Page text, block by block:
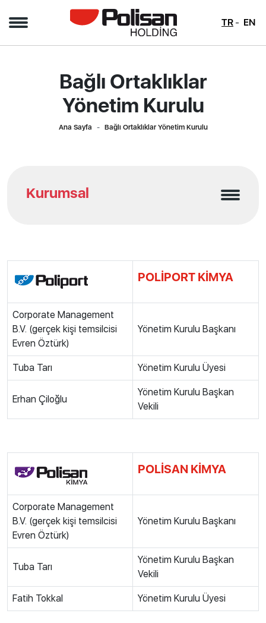
TR EN
Bağlı Ortaklıklar
Yönetim Kurulu
Ana Sayfa Bağlı Ortaklıklar Yönetim Kurulu
POLİPORT KİMYA
Corporate Management
B.V. (gerçek kişi temsilcisi
Evren Öztürk)
Yönetim Kurulu Başkanı
Tuba Tarı Yönetim Kurulu Üyesi
Erhan Çiloğlu
Yönetim Kurulu Başkan
Vekili
POLİSAN KİMYA
Corporate Management
B.V. (gerçek kişi temsilcisi
Evren Öztürk)
Yönetim Kurulu Başkanı
Tuba Tarı
Yönetim Kurulu Başkan
Vekili
Fatih Tokkal Yönetim Kurulu Üyesi
Kurumsal